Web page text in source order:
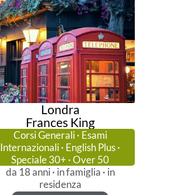
Londra
Frances King
Corsi Generali · Esami
Internazionali · English Plus ·
Speciale 30+ · Over 50
da 18 anni · in famiglia · in
residenza